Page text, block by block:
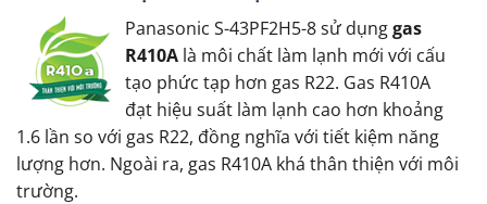
Panasonic S-43PF2H5-8 sử dụnggas
R410A là môi chất làm lạnh mới với cấu
tạo phức tạp hơn gas R22. Gas R410A
đạt hiệu suất làm lạnh cao hơn khoảng
1.6 lần so với gas R22, đồng nghĩa với tiết kiệm năng
lượng hơn. Ngoài ra, gas R410A khá thân thiện với môi
trường.